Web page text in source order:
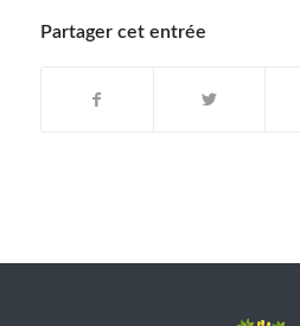
Partager cet entrée